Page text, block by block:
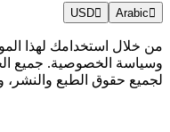
Arabic
USD
من خلال استخدامك لهذا
وسياسة الخصوصية. جميع
لجميع حقوق الطبع والنشر،